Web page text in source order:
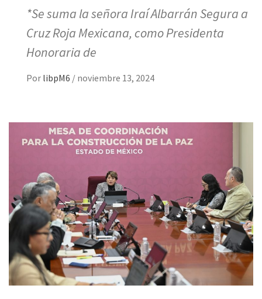
*Se suma la señora Iraí Albarrán Segura a
Cruz Roja Mexicana, como Presidenta
Honoraria de
Por libpM6 / noviembre 13, 2024